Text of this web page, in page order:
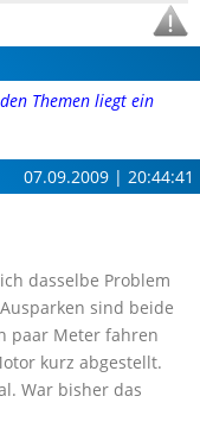
Themen liegt ein
07.09.2009 | 20:44:41
dasselbe Problem
sind beide
paar Meter fahren
kurz abgestellt.
War bisher das